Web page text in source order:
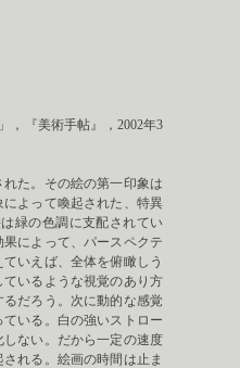
，『美術手帖』，2002年3
た。その絵の第一印象は
よって喚起された、特異
緑の色調に支配されてい
によって、パースペクテ
いえば、全体を俯瞰しう
いるような視覚のあり方
だろう。次に動的な感覚
いる。白の強いストロー
ない。だから一定の速度
れる。絵画の時間は止ま